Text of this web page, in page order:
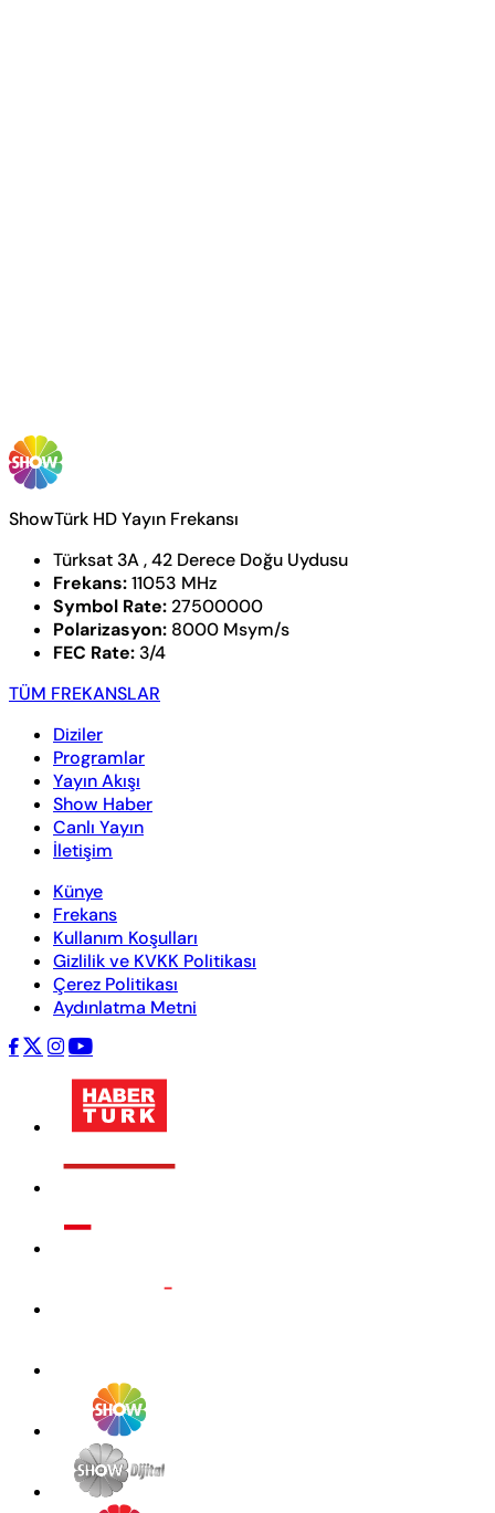
ShowTürk HD Yayın Frekansı
Türksat 3A , 42 Derece Doğu Uydusu
Frekans:11053 MHz
Symbol Rate: 27500000
Polarizasyon: 8000 Msym/s
FEC Rate: 3/4
TÜM FREKANSLAR
Diziler
Programlar
Yayın Akışı
Show Haber
Canlı Yayın
İletişim
Künye
Frekans
Kullanım Koşulları
Gizlilik ve KVKK Politikası
Çerez Politikası
Aydınlatma Metni